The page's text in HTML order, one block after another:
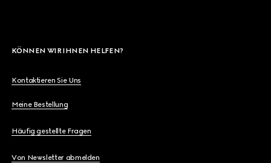
KÖNNEN WIR IHNEN HELFEN?
Kontaktieren Sie Uns
Meine Bestellung
Häufig gestellte Fragen
Von Newsletter abmelden